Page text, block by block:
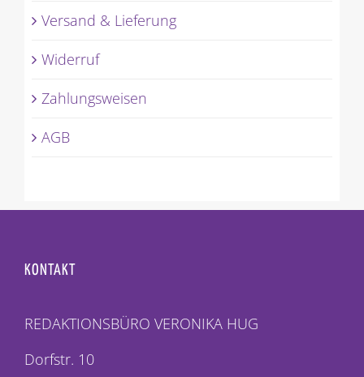
Versand & Lieferung
Widerruf
Zahlungsweisen
AGB
KONTAKT
REDAKTIONSBÜRO VERONIKA HUG
Dorfstr. 10